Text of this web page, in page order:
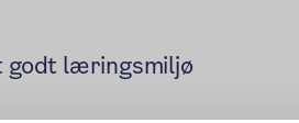
godt læringsmiljø